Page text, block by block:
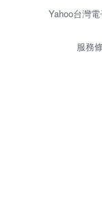
Yahoo台灣
服務